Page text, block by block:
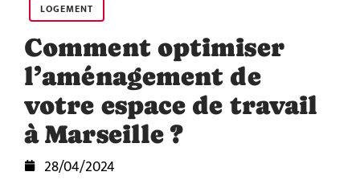
LOGEMENT
Comment optimiser
l’aménagement de
votre espace de travail
à Marseille ?
28/04/2024